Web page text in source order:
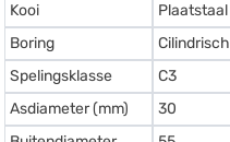
Kooi
Plaatstaal
Boring
Cilindrisch
Spelingsklasse
C3
Asdiameter (mm)
30